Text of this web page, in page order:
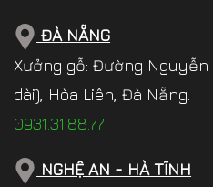
ĐÀ NẴNG
Xưởng gỗ: Đường
dài), Hòa Liên, Đà Nẵng.
0931.31.88.77
NGHỆ AN - HÀ TĨNH